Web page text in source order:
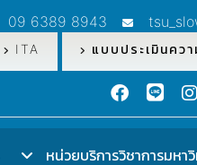
09 6389 8943
ITA แบบประเมินคว
หน่วยบริการวิชาการมหา